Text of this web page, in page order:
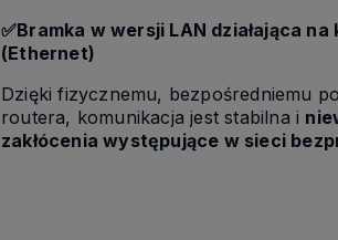
✅Bramka w wersji LAN działająca na
(Ethernet)
Dzięki fizycznemu, bezpośredniemu
routera, komunikacja jest stabilna i
zakłócenia występujące w sieci